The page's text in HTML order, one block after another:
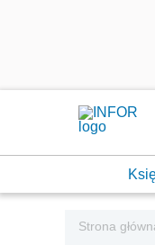
Strona